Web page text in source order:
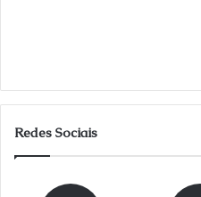
Redes Sociais